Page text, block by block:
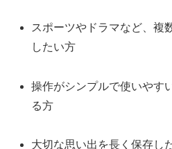
スポーツやドラマなど、複
したい方
操作がシンプルで使いやす
る方
大切な思い出を長く保存し